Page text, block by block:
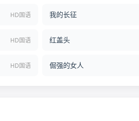
HD国语 我的长征
HD国语 红盖头
HD国语 倔强的女人